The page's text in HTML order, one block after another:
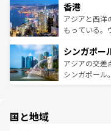
とつ。フォー
ひ現地で味わ
が旅行者を迎
参照してほし
の活気が交差
帯で自然と触
いビーチでリ
激する。気候
が待っている
た文化、そし
香港
アジアと西洋
もっている。
み、どこを訪
ており、効率
うな絶景から
シンガポー
アジアの交差
シンガポール
国と地域